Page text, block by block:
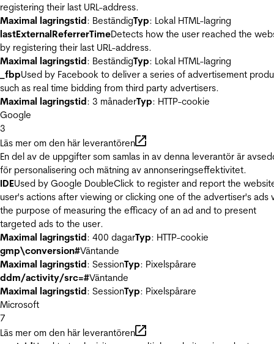
registering their last URL-address.
Maximal lagringstid: BeständigTyp: Lokal HTML-lagring
lastExternalReferrerTimeDetects how the user reached the
by registering their last URL-address.
Maximal lagringstid: BeständigTyp: Lokal HTML-lagring
_fbpUsed by Facebook to deliver a series of advertisement
such as real time bidding from third party advertisers.
Maximal lagringstid: 3 månaderTyp: HTTP-cookie
Google
3
Läs mer om den här leverantören
En del av de uppgifter som samlas in av denna leverantör är
för personalisering och mätning av annonseringseffektivitet.
IDEUsed by Google DoubleClick to register and report the
user's actions after viewing or clicking one of the advertiser's ads
the purpose of measuring the efficacy of an ad and to present
targeted ads to the user.
Maximal lagringstid: 400 dagarTyp: HTTP-cookie
gmp\conversion#Väntande
Maximal lagringstid: SessionTyp: Pixelspårare
ddm/activity/src=#Väntande
Maximal lagringstid: SessionTyp: Pixelspårare
Microsoft
7
Läs mer om den här leverantören